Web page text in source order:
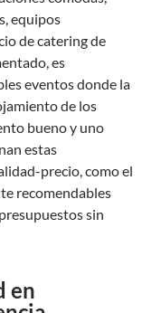
equipos
de catering de
es
eventos donde la
de los
bueno y uno
estas
precio, como el
recomendables
sin
en